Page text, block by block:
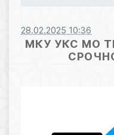
28.02.2025 10:36
МКУ УКС МО